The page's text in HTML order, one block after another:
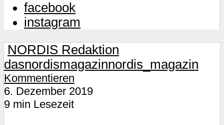
facebook
instagram
NORDIS Redaktion
dasnordismagazinnordis_magazin
Kommentieren
6. Dezember 2019
9 min Lesezeit